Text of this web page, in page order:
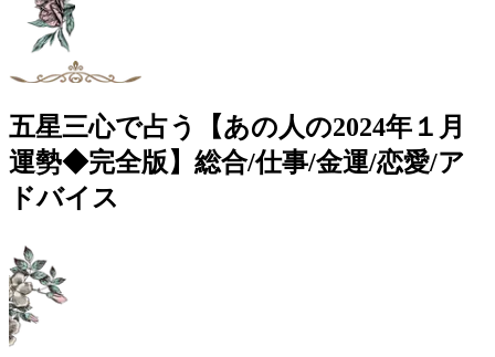
五星三心で占う【あの人の2024年１月
運勢◆完全版】総合/仕事/金運/恋愛/ア
ドバイス